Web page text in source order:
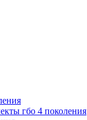
гбо 4 поколения